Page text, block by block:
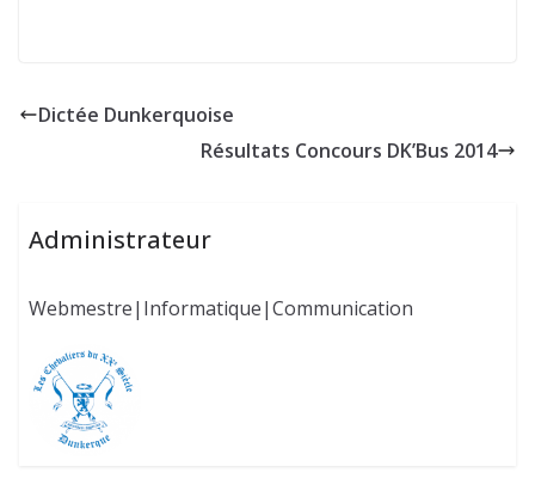
Dictée Dunkerquoise
Résultats Concours DK’Bus 2014
Administrateur
Webmestre|Informatique|Communication